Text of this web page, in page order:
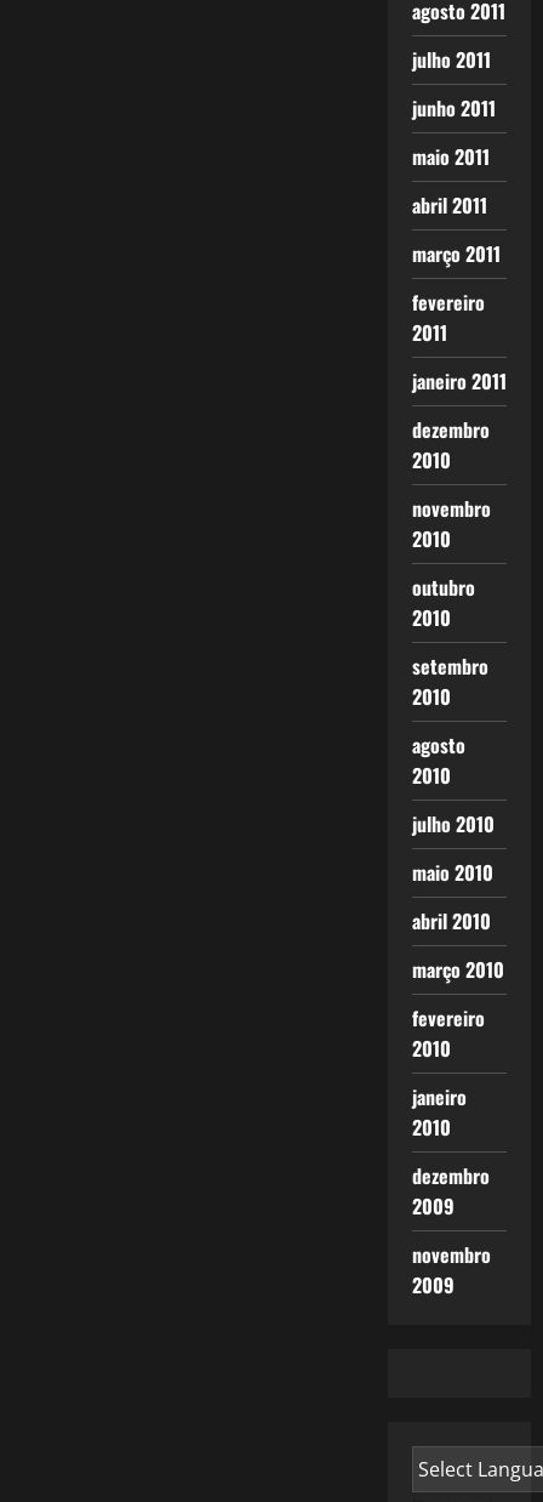
agosto 2011
julho 2011
junho 2011
maio 2011
abril 2011
março 2011
fevereiro
2011
janeiro 2011
dezembro
2010
novembro
2010
outubro
2010
setembro
2010
agosto
2010
julho 2010
maio 2010
abril 2010
março 2010
fevereiro
2010
janeiro
2010
dezembro
2009
novembro
2009